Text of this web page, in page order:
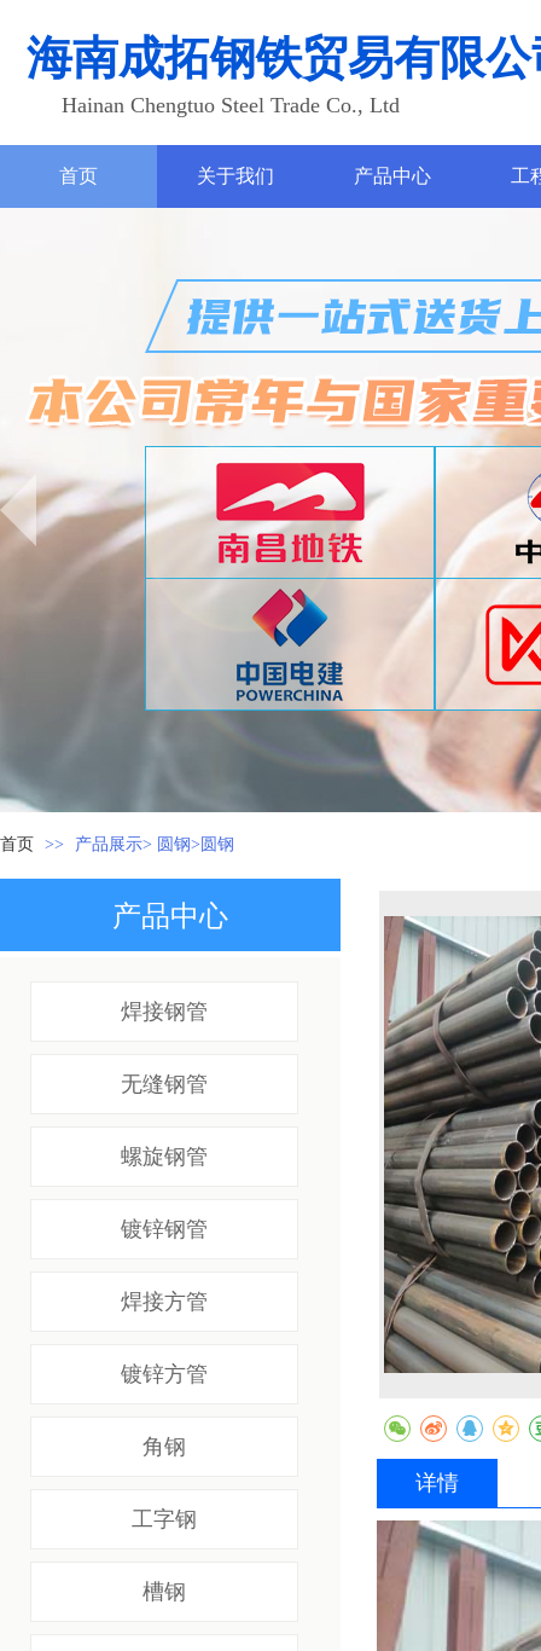
海南成拓钢铁贸易有限
Hainan Chengtuo Steel Trade Co., Ltd
首页 关于我们 产品中心 工
首页 >> 产品展示> 圆钢>圆钢
产品中心
焊接钢管
无缝钢管
螺旋钢管
镀锌钢管
焊接方管
镀锌方管
角钢
工字钢
槽钢
详情